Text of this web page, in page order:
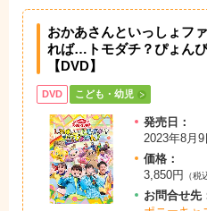
おかあさんといっしょフ
れば…トモダチ？ぴょんぴ
【DVD】
DVD こども・幼児
発売日：
2023年8月9
価格：
3,850円
（税
お問合せ先